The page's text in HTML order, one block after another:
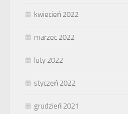
kwiecień 2022
marzec 2022
luty 2022
styczeń 2022
grudzień 2021